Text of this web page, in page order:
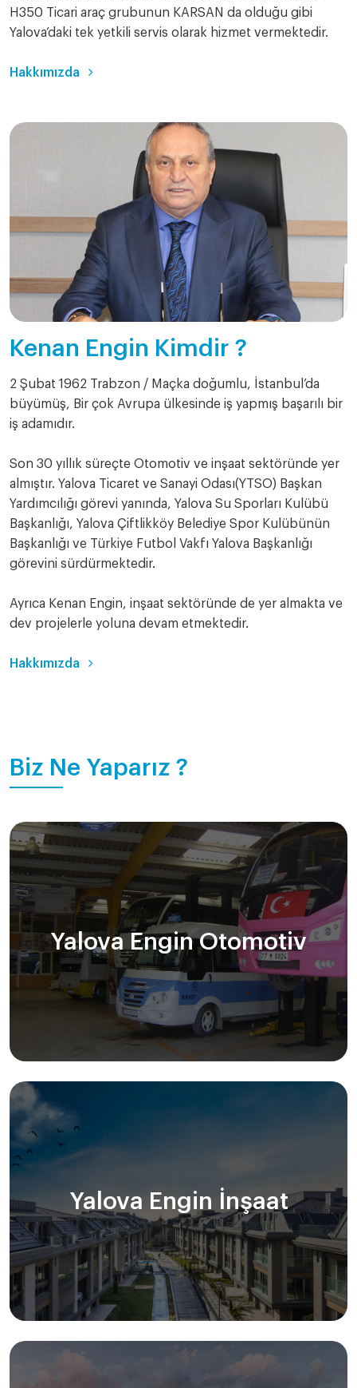
H350 Ticari araç grubunun KARSAN da olduğu gibi
Yalova’daki tek yetkili servis olarak hizmet vermektedir.
Hakkımızda
Kenan Engin Kimdir ?
2 Şubat 1962 Trabzon / Maçka doğumlu, İstanbul’da
büyümüş, Bir çok Avrupa ülkesinde iş yapmış başarılı bir
iş adamıdır.
Son 30 yıllık süreçte Otomotiv ve inşaat sektöründe yer
almıştır. Yalova Ticaret ve Sanayi Odası(YTSO) Başkan
Yardımcılığı görevi yanında, Yalova Su Sporları Kulübü
Başkanlığı, Yalova Çiftlikköy Belediye Spor Kulübünün
Başkanlığı ve Türkiye Futbol Vakfı Yalova Başkanlığı
görevini sürdürmektedir.
Ayrıca Kenan Engin, inşaat sektöründe de yer almakta ve
dev projelerle yoluna devam etmektedir.
Hakkımızda
Biz Ne Yaparız ?
Yalova Engin Otomotiv
Yalova Engin İnşaat